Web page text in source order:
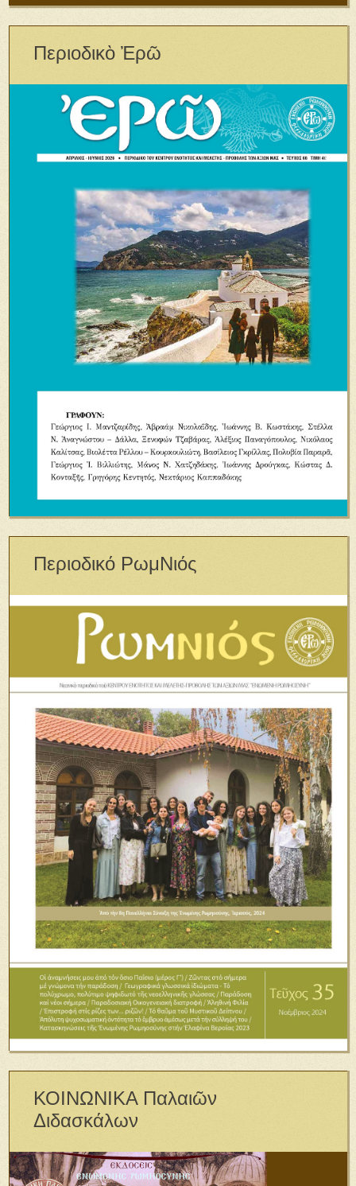
Περιοδικὸ Ἐρῶ
Περιοδικό ΡωμΝιός
ΚΟΙΝΩΝΙΚΑ Παλαιῶν
Διδασκάλων